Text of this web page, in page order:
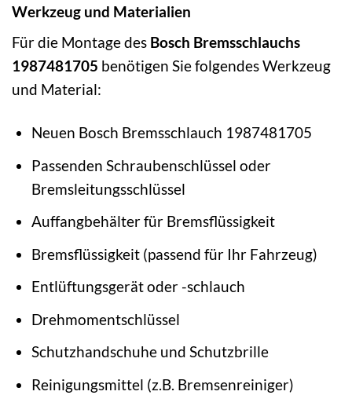
Werkzeug und Materialien
Für die Montage des Bosch Bremsschlauchs
1987481705 benötigen Sie folgendes Werkzeug
und Material:
Neuen Bosch Bremsschlauch 1987481705
Passenden Schraubenschlüssel oder
Bremsleitungsschlüssel
Auffangbehälter für Bremsflüssigkeit
Bremsflüssigkeit (passend für Ihr Fahrzeug)
Entlüftungsgerät oder -schlauch
Drehmomentschlüssel
Schutzhandschuhe und Schutzbrille
Reinigungsmittel (z.B. Bremsenreiniger)